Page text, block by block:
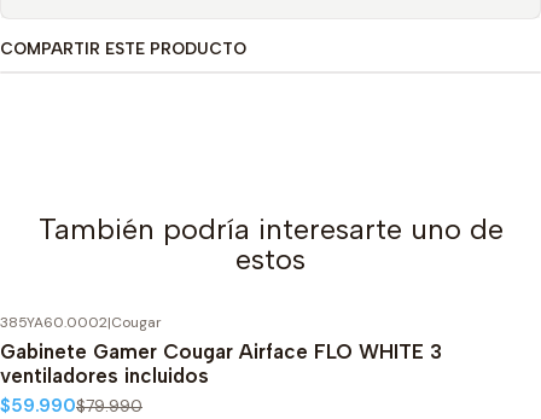
COMPARTIR ESTE PRODUCTO
También podría interesarte uno de
estos
385YA60.0002|Cougar
Gabinete Gamer Cougar Airface FLO WHITE 3
ventiladores incluidos
$59.990$79.990